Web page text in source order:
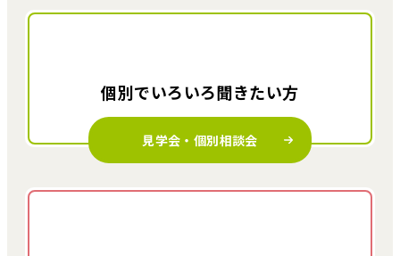
個別でいろいろ聞きたい方
見学会・個別相談会